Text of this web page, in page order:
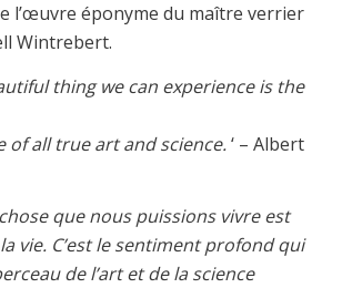
l’œuvre éponyme du maître verrier
Wintrebert.
thing we can experience is the
of all true art and science.‘ – Albert
que nous puissions vivre est
vie. C’est le sentiment profond qui
de l’art et de la science